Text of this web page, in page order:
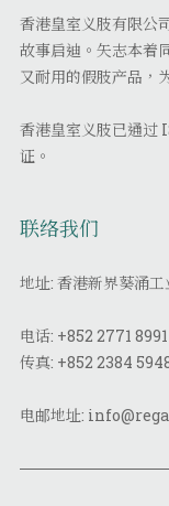
香港皇室义肢有限公
故事启迪。矢志本着
又耐用的假肢产品，
香港皇室义肢已通过
证。
联络我们
地址: 香港新界葵涌
电话: +852 2771 8991
传真: +852 2384
电邮地址: